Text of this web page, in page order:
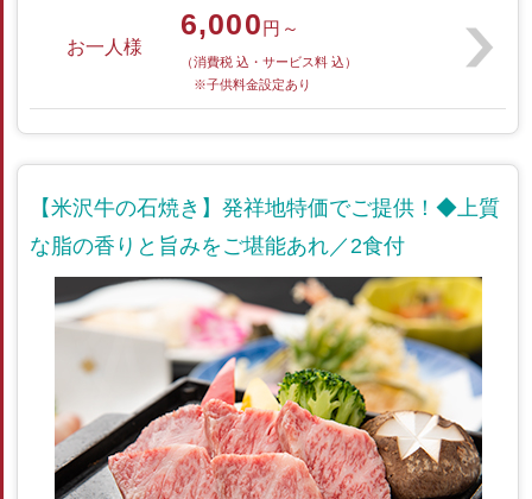
お一人様
6,000円～
（消費税 込・サービス料 込）
※子供料金設定あり
【米沢牛の石焼き】発祥地特価でご提供！◆上質
な脂の香りと旨みをご堪能あれ／2食付